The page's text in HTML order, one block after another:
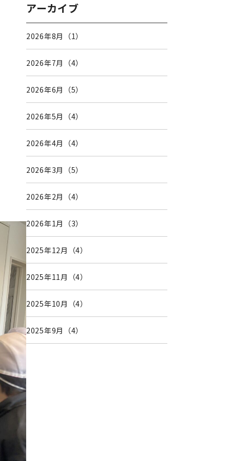
アーカイブ
2026年8月（1）
2026年7月（4）
2026年6月（5）
2026年5月（4）
2026年4月（4）
2026年3月（5）
2026年2月（4）
2026年1月（3）
2025年12月（4）
2025年11月（4）
2025年10月（4）
2025年9月（4）